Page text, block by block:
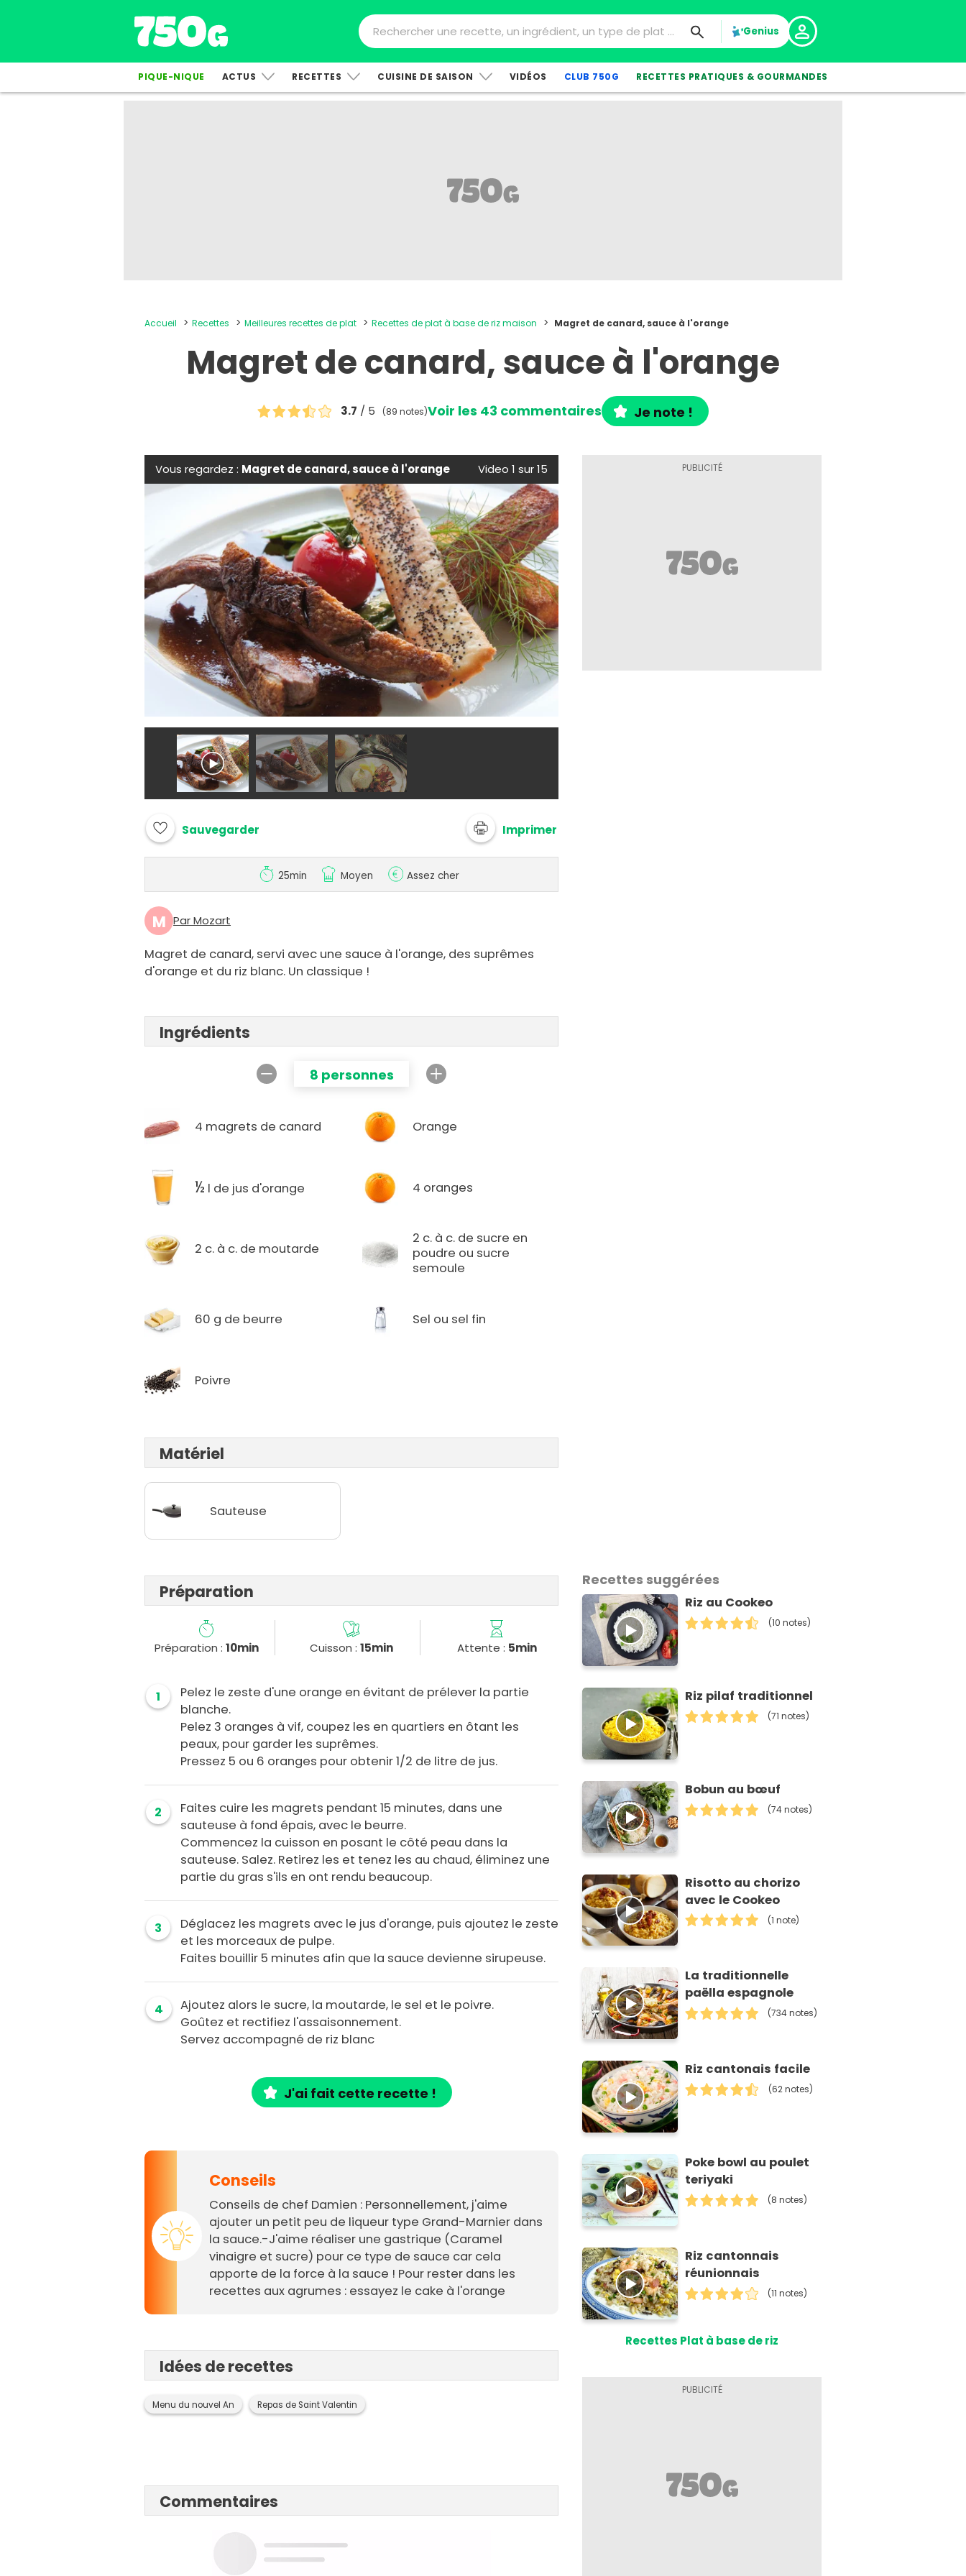
Genius
PIQUE-NIQUE ACTUS RECETTES CUISINE DE SAISON VIDÉOS CLUB 750G RECETTES PRATIQUES & GOURMANDES
Accueil Recettes Meilleures recettes de plat Recettes de plat à base de riz maison Magret de canard, sauce à l'orange
Magret de canard, sauce à l'orange
3.7 / 5 (89 notes)Voir les 43 commentaires Je note !
Vous regardez : Magret de canard, sauce à l'orange Video 1 sur 15
Sauvegarder Imprimer
25min Moyen Assez cher
M Par Mozart
Magret de canard, servi avec une sauce à l'orange, des suprêmes
d'orange et du riz blanc. Un classique !
Ingrédients
8 personnes
4 magrets de canard Orange
½ l de jus d'orange 4 oranges
2 c. à c. de moutarde
2 c. à c. de sucre en
poudre ou sucre
semoule
60 g de beurre Sel ou sel fin
Poivre
Matériel
Sauteuse
Préparation
Préparation : 10min Cuisson :15min Attente : 5min
1
Pelez le zeste d'une orange en évitant de prélever la partie
blanche.
Pelez 3 oranges à vif, coupez les en quartiers en ôtant les
peaux, pour garder les suprêmes.
Pressez 5 ou 6 oranges pour obtenir 1/2 de litre de jus.
2
Faites cuire les magrets pendant 15 minutes, dans une
sauteuse à fond épais, avec le beurre.
Commencez la cuisson en posant le côté peau dans la
sauteuse. Salez. Retirez les et tenez les au chaud, éliminez une
partie du gras s'ils en ont rendu beaucoup.
3
Déglacez les magrets avec le jus d'orange, puis ajoutez le zeste
et les morceaux de pulpe.
Faites bouillir 5 minutes afin que la sauce devienne sirupeuse.
4
Ajoutez alors le sucre, la moutarde, le sel et le poivre.
Goûtez et rectifiez l'assaisonnement.
Servez accompagné de riz blanc
J'ai fait cette recette !
Conseils
Conseils de chef Damien : Personnellement, j'aime
ajouter un petit peu de liqueur type Grand-Marnier dans
la sauce.-J'aime réaliser une gastrique (Caramel
vinaigre et sucre) pour ce type de sauce car cela
apporte de la force à la sauce ! Pour rester dans les
recettes aux agrumes : essayez le cake à l'orange
Idées de recettes
Menu du nouvel An Repas de Saint Valentin
Commentaires
Recettes suggérées
Riz au Cookeo
(10 notes)
Riz pilaf traditionnel
(71 notes)
Bobun au bœuf
(74 notes)
Risotto au chorizo
avec le Cookeo
(1 note)
La traditionnelle
paëlla espagnole
(734 notes)
Riz cantonais facile
(62 notes)
Poke bowl au poulet
teriyaki
(8 notes)
Riz cantonnais
réunionnais
(11 notes)
Recettes Plat à base de riz